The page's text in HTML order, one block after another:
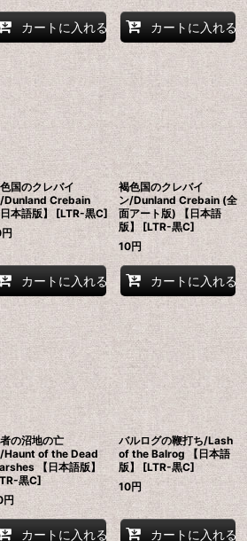
カートに入れる カートに入れる
国のクレバイ
Dunland Crebain
日本語版】 [LTR-黒C]
円
カートに入れる
褐色国のクレバイ
ン/Dunland Crebain (全
面アート版) 【日本語
版】 [LTR-黒C]
10円
カートに入れる
の沼地の亡
Haunt of the Dead
【日本語版】
黒C]
円
カートに入れる
バルログの鞭打ち/Lash
of the Balrog 【日本語
版】 [LTR-黒C]
10円
カートに入れる